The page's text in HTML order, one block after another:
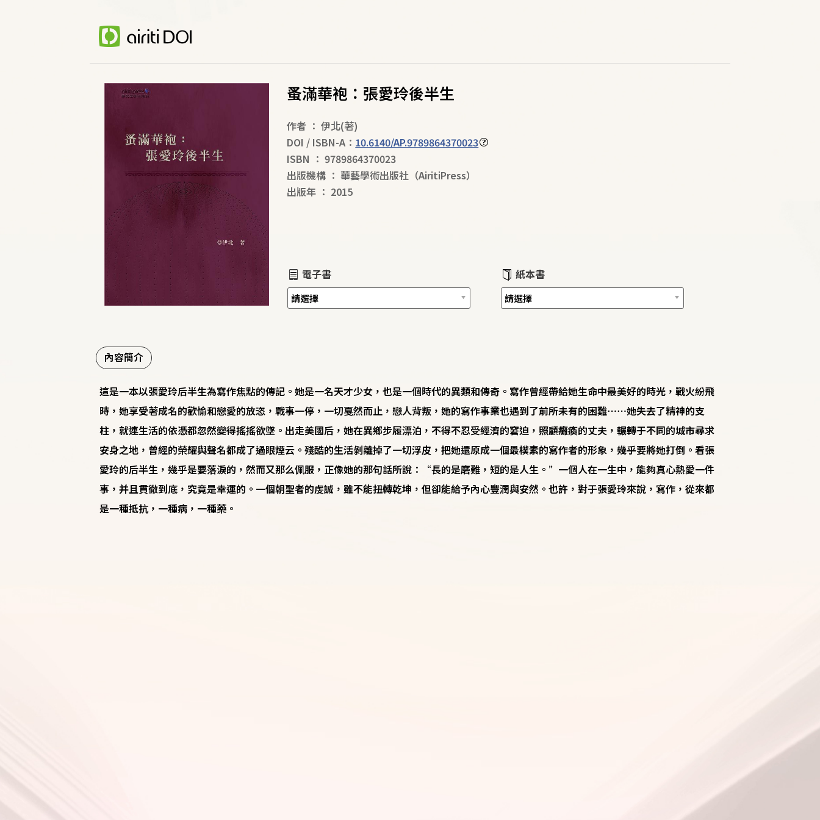
蚤滿華袍：張愛玲後半生
作者 ： 伊北(著)
DOI / ISBN-A： 10.6140/AP.9789864370023
ISBN ： 9789864370023
出版機構 ： 華藝學術出版社（AiritiPress）
出版年 ： 2015
電子書 紙本書
內容簡介
這是一本以張愛玲后半生為寫作焦點的傳記。她是一名天才少女，也是一個時代的異類和傳奇。寫作曾經帶給她生命中最美好的時光，戰火紛飛
時，她享受著成名的歡愉和戀愛的放恣，戰事一停，一切戛然而止，戀人背叛，她的寫作事業也遇到了前所未有的困難⋯⋯她失去了精神的支
柱，就連生活的依憑都忽然變得搖搖欲墜。出走美國后，她在異鄉步履漂泊，不得不忍受經濟的窘迫，照顧癱瘓的丈夫，輾轉于不同的城市尋求
安身之地，曾經的榮耀與聲名都成了過眼煙云。殘酷的生活剝離掉了一切浮皮，把她還原成一個最樸素的寫作者的形象，幾乎要將她打倒。看張
愛玲的后半生，幾乎是要落淚的，然而又那么佩服，正像她的那句話所說：“長的是磨難，短的是人生。”一個人在一生中，能夠真心熱愛一件
事，并且貫徹到底，究竟是幸運的。一個朝聖者的虔誠，雖不能扭轉乾坤，但卻能給予內心豐潤與安然。也許，對于張愛玲來說，寫作，從來都
是一種抵抗，一種病，一種藥。